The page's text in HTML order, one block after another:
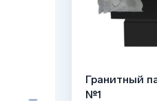
Гранитный
№1